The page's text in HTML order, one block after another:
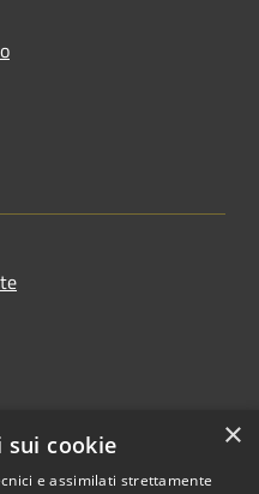
×
cookie
e assimilati strettamente